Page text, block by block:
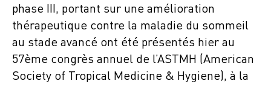
phase III, portant sur une amélioration
thérapeutique contre la maladie du sommeil
au stade avancé ont été présentés hier au
57ème congrès annuel de l’ASTMH (American
Society of Tropical Medicine & Hygiene), à la